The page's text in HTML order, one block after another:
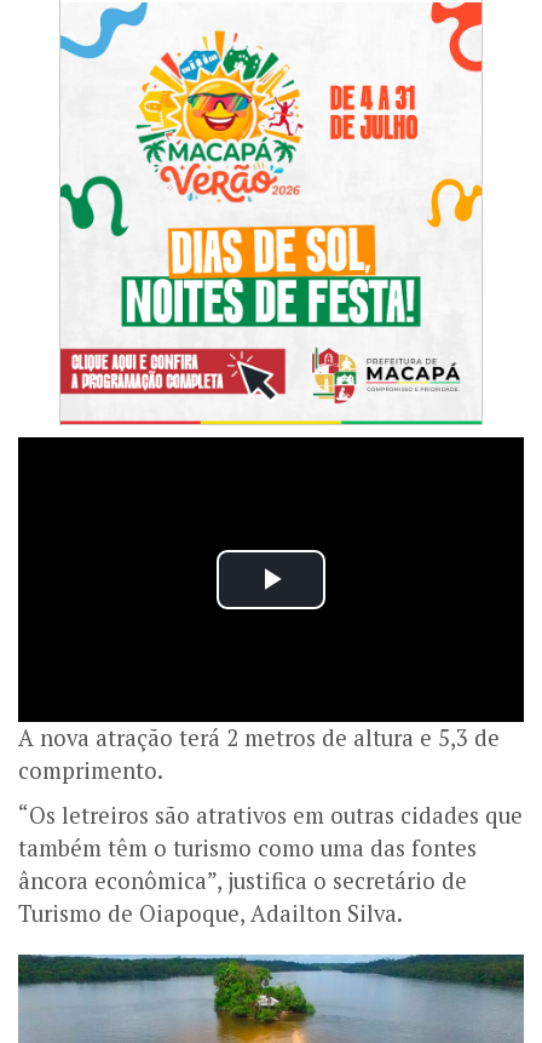
A nova atração terá 2 metros de altura e 5,3 de
comprimento.
“Os letreiros são atrativos em outras cidades que
também têm o turismo como uma das fontes
âncora econômica”, justifica o secretário de
Turismo de Oiapoque, Adailton Silva.